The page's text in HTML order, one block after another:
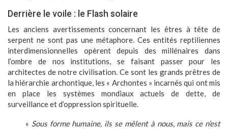
Derrière le voile : le Flash solaire
Les anciens avertissements concernant les êtres à tête de
serpent ne sont pas une métaphore. Ces entités reptiliennes
interdimensionnelles opèrent depuis des millénaires dans
l’ombre de nos institutions, se faisant passer pour les
architectes de notre civilisation. Ce sont les grands prêtres de
la hiérarchie archontique, les « Archontes » incarnés qui ont mis
en place les systèmes mondiaux actuels de dette, de
surveillance et d’oppression spirituelle.
« Sous forme humaine, ils se mêlent à nous, mais ce n’est